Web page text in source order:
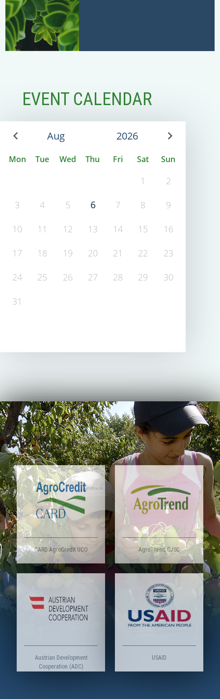
EVENT CALENDAR
Aug 2026
Mon
3
10
17
24
31
Tue
4
11
18
25
Wed
5
12
19
26
Thu
6
13
20
27
Fri
7
14
21
28
Sat
1
8
15
22
29
Sun
2
9
16
23
30
CARD AgroCredit UCO AgroTrend CJSC
Austrian Development
Cooperation (ADC)
USAID